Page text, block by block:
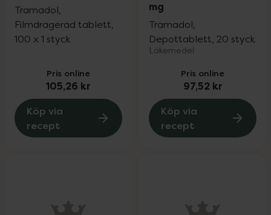
Tramadol,
Filmdragerad tablett,
100 x 1 styck
Pris online
105,26 kr
Köp via
recept
mg
Tramadol,
Depottablett, 20 styck
Läkemedel
Pris online
97,52 kr
Köp via
recept